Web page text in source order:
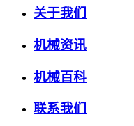
关于我们
机械资讯
机械百科
联系我们